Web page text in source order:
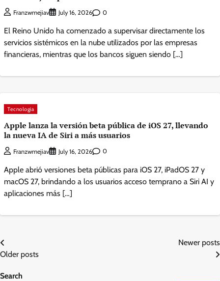
Franzwmejiav July 16, 2026 0
El Reino Unido ha comenzado a supervisar directamente los
servicios sistémicos en la nube utilizados por las empresas
financieras, mientras que los bancos siguen siendo […]
Tecnologia
Apple lanza la versión beta pública de iOS 27, llevando
la nueva IA de Siri a más usuarios
Franzwmejiav July 16, 2026 0
Apple abrió versiones beta públicas para iOS 27, iPadOS 27 y
macOS 27, brindando a los usuarios acceso temprano a Siri AI y
aplicaciones más […]
Posts
navigation
Older posts
Newer posts
Search